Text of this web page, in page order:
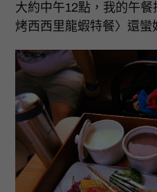
大約中午12點，我的午
烤西西里龍蝦特餐〉還蠻